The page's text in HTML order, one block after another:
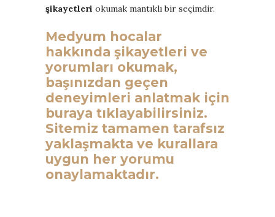
şikayetleri okumak mantıklı bir seçimdir.
Medyum hocalar
hakkında şikayetleri ve
yorumları okumak,
başınızdan geçen
deneyimleri anlatmak için
buraya tıklayabilirsiniz.
Sitemiz tamamen tarafsız
yaklaşmakta ve kurallara
uygun her yorumu
onaylamaktadır.